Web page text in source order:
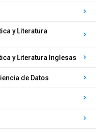
keyboard_arrow_right
y Literatura
keyboard_arrow_right
y Literatura Inglesas keyboard_arrow_right
de Datos keyboard_arrow_right
keyboard_arrow_right
keyboard_arrow_right